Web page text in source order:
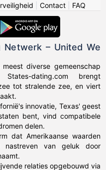
Contact FAQ
Netwerk – United We
diverse gemeenschap
dating.com brengt
tot stralende zee, en viert
innovatie, Texas' geest
bent, vind compatibele
delen.
dat Amerikaanse waarden
van geluk door
relaties opgebouwd via